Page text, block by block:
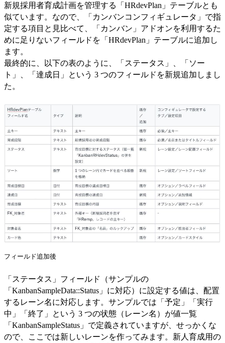
新規採用者育成計画を管理する「HRdevPlan」テーブルとも
似ています。なので、「カンバンコンフィギュレータ」で指
定する項目と見比べて、「カンバン」アドオンを利用するた
めに足りないフィールドを「HRdevPlan」テーブルに追加し
ます。
最終的に、以下の表のように、「ステータス」、「ソー
ト」、「達成日」という 3 つのフィールドを新規追加しまし
た。
フィールド追加後
「ステータス」フィールド（サンプルの
「KanbanSampleData::Status」に対応）に設定する値は、配置
するレーン名に対応します。サンプルでは「予定」「実行
中」「終了」という 3 つの状態（レーン名）が値一覧
「KanbanSampleStatus」で定義されていますが、せっかくな
ので、ここでは新しいレーンを作ってみます。新人育成用の